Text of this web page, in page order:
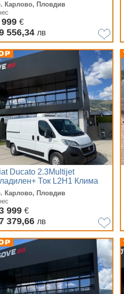
Карлово, Пловдив
€
556,34 лв
Ducato 2.3Multijet
Ток L2H1 Клима
6B
Карлово, Пловдив
999 €
379,66 лв